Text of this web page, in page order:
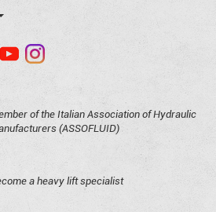
of the Italian Association of Hydraulic
(ASSOFLUID)
a heavy lift specialist